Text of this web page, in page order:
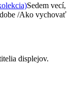
Sedem vecí,
/Ako vychovať
displejov.